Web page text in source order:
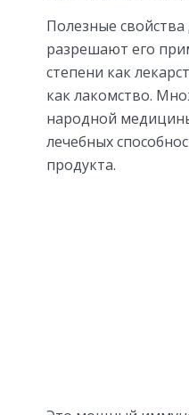
Полезные
разрешают его
степени как
как лакомство.
народной
лечебных
продукта.